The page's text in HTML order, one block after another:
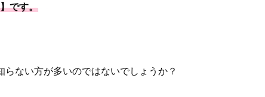
です。
ない方が多いのではないでしょうか？